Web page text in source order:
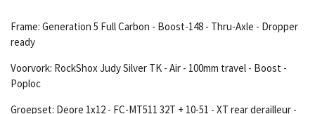
Frame: Generation 5 Full Carbon - Boost-148 - Thru-Axle - Dropper
ready
Voorvork: RockShox Judy Silver TK - Air - 100mm travel - Boost -
Poploc
Groepset: Deore 1x12 - FC-MT511 32T + 10-51 - XT rear derailleur -